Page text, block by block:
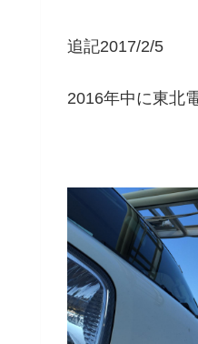
追記2017/2/5
2016年中に東北